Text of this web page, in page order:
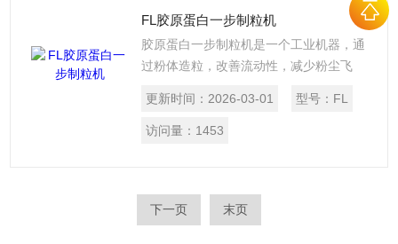
机造型美观，风阻小，无*角，易清洗，符
合GMP要求。
FL胶原蛋白一步制粒机
胶原蛋白一步制粒机是一个工业机器，通
过粉体造粒，改善流动性，减少粉尘飞
触部件全部采用不锈钢制作，采用硅橡胶
充气密封圈密封， 采用二流式喷枪可控制
飞扬、泄漏和污染。FL系列沸腾制粒干燥
机造型美观，风阻小，无*角，易清洗，符
更新时间： 2026-03-01 型号： FL
访问量： 1453
下一页 末页